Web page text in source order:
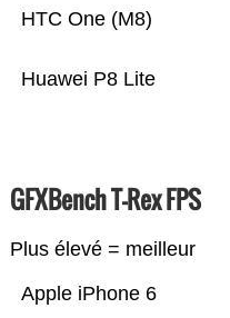
Huawei P8 Lite
HTC One (M8)
GFXBench T-Rex FPS
Plus élevé = meilleur
Apple iPhone 6